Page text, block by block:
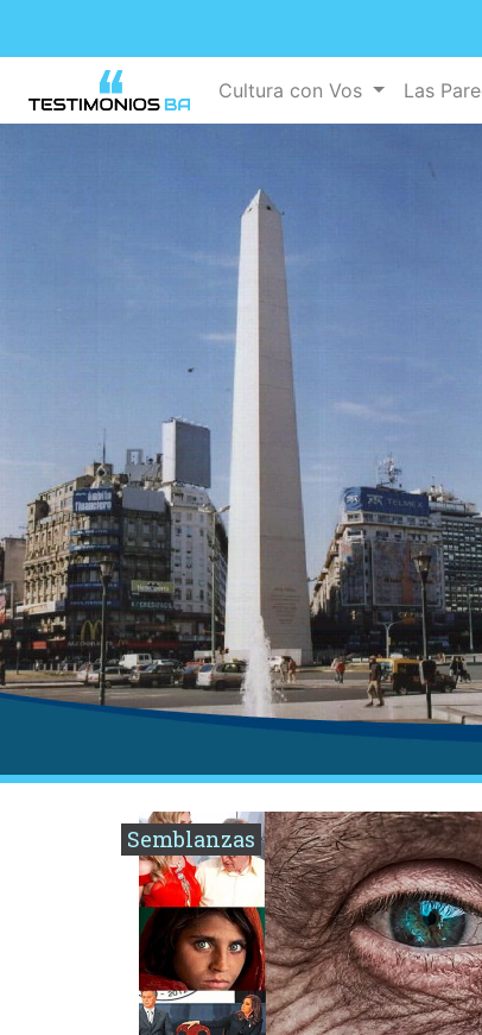
Cultura con Vos Las
Semblanzas